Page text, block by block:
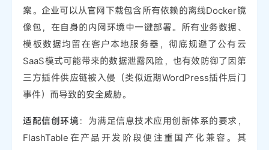
案。企业可以从官网下载包含所有依赖的离线Docker镜
像包，在自身的内网环境中一键部署。所有业务数据、
模板数据均留在客户本地服务器，彻底规避了公有云
SaaS模式可能带来的数据泄露风险，也有效防御了因第
三方插件供应链被入侵（类似近期WordPress插件后门
事件）而导致的安全威胁。
适配信创环境：为满足信息技术应用创新体系的要求，
FlashTable在产品开发阶段便注重国产化兼容。其